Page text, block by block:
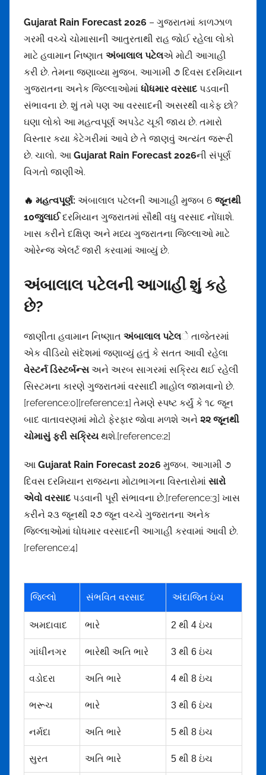
Gujarat Rain Forecast 2026 – ગુજરાતમાં કાળઝાળ
ગરમી વચ્ચે ચોમાસાની આતુરતાથી રાહ જોઈ રહેલા લોકો
માટે હવામાન નિષ્ણાત અંબાલાલ પટેલએ મોટી આગાહી
કરી છે. તેમના જણાવ્યા મુજબ, આગામી ૭ દિવસ દરમિયાન
ગુજરાતના અનેક જિલ્લાઓમાં ધોધમાર વરસાદ પડવાની
સંભાવના છે. શું તમે પણ આ વરસાદની અસરથી વાકેફ છો?
ઘણા લોકો આ મહત્વપૂર્ણ અપડેટ ચૂકી જાય છે. તમારો
વિસ્તાર કયા કેટેગરીમાં આવે છે તે જાણવું અત્યંત જરૂરી
છે. ચાલો, આ Gujarat Rain Forecast 2026ની સંપૂર્ણ
વિગતો જાણીએ.
🔥 મહત્વપૂર્ણ: અંબાલાલ પટેલની આગાહી મુજબ 6 જૂનથી
10જુલાઈદરમિયાન ગુજરાતમાં સૌથી વધુ વરસાદ નોંધાશે.
ખાસ કરીને દક્ષિણ અને મધ્ય ગુજરાતના જિલ્લાઓ માટે
ઓરેન્જ એલર્ટ જારી કરવામાં આવ્યું છે.
અંબાલાલ પટેલની આગાહી શું કહે
છે?
જાણીતા હવામાન નિષ્ણાત અંબાલાલ પટેલે તાજેતરમાં
એક વીડિયો સંદેશમાં જણાવ્યું હતું કે સતત આવી રહેલા
વેસ્ટર્ન ડિસ્ટર્બન્સ અને અરબ સાગરમાં સક્રિય થઈ રહેલી
સિસ્ટમના કારણે ગુજરાતમાં વરસાદી માહોલ જામવાનો છે.
[reference:0][reference:1] તેમણે સ્પષ્ટ કર્યું કે ૧૮ જૂન
બાદ વાતાવરણમાં મોટો ફેરફાર જોવા મળશે અને ૨૨ જૂનથી
ચોમાસું ફરી સક્રિય થશે.[reference:2]
આ Gujarat Rain Forecast 2026 મુજબ, આગામી ૭
દિવસ દરમિયાન રાજ્યના મોટાભાગના વિસ્તારોમાં સારો
એવો વરસાદ પડવાની પૂરી સંભાવના છે.[reference:3] ખાસ
કરીને ૨૩ જૂનથી ૨૭ જૂન વચ્ચે ગુજરાતના અનેક
જિલ્લાઓમાં ધોધમાર વરસાદની આગાહી કરવામાં આવી છે.
[reference:4]
જિલ્લો સંભવિત વરસાદ અંદાજિત ઇંચ
અમદાવાદ ભારે 2 થી 4 ઇંચ
ગાંધીનગર ભારેથી અતિ ભારે 3 થી 6 ઇંચ
વડોદરા અતિ ભારે 4 થી 8 ઇંચ
ભરૂચ ભારે 3 થી 6 ઇંચ
નર્મદા અતિ ભારે 5 થી 8 ઇંચ
સુરત અતિ ભારે 5 થી 8 ઇંચ